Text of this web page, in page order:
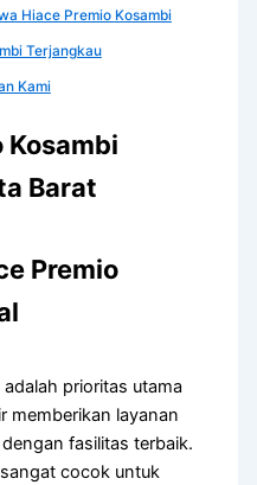
Hiace Premio Kosambi
Terjangkau
Kami
Kosambi
Barat
Premio
prioritas utama
memberikan layanan
dengan fasilitas terbaik.
cocok untuk